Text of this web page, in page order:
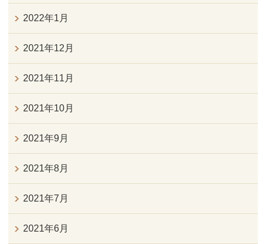
2022年1月
2021年12月
2021年11月
2021年10月
2021年9月
2021年8月
2021年7月
2021年6月